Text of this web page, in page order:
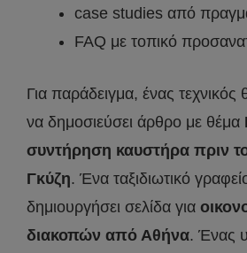
case studies από
FAQ με τοπικό
Για παράδειγμα, ένας
να δημοσιεύσει άρθρο με θέμα
συντήρηση καυστήρα πριν
Γκύζη. Ένα ταξιδιωτικό
δημιουργήσει σελίδα για
διακοπών από Αθήνα. Ένας